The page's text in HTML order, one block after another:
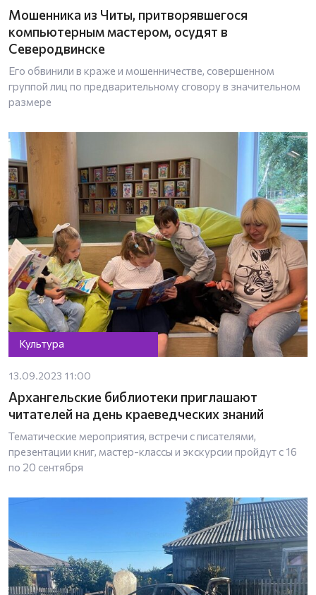
Мошенника из Читы, притворявшегося
компьютерным мастером, осудят в
Северодвинске
Его обвинили в краже и мошенничестве, совершенном
группой лиц по предварительному сговору в значительном
размере
Культура
13.09.2023 11:00
Архангельские библиотеки приглашают
читателей на день краеведческих знаний
Тематические мероприятия, встречи с писателями,
презентации книг, мастер-классы и экскурсии пройдут с 16
по 20 сентября